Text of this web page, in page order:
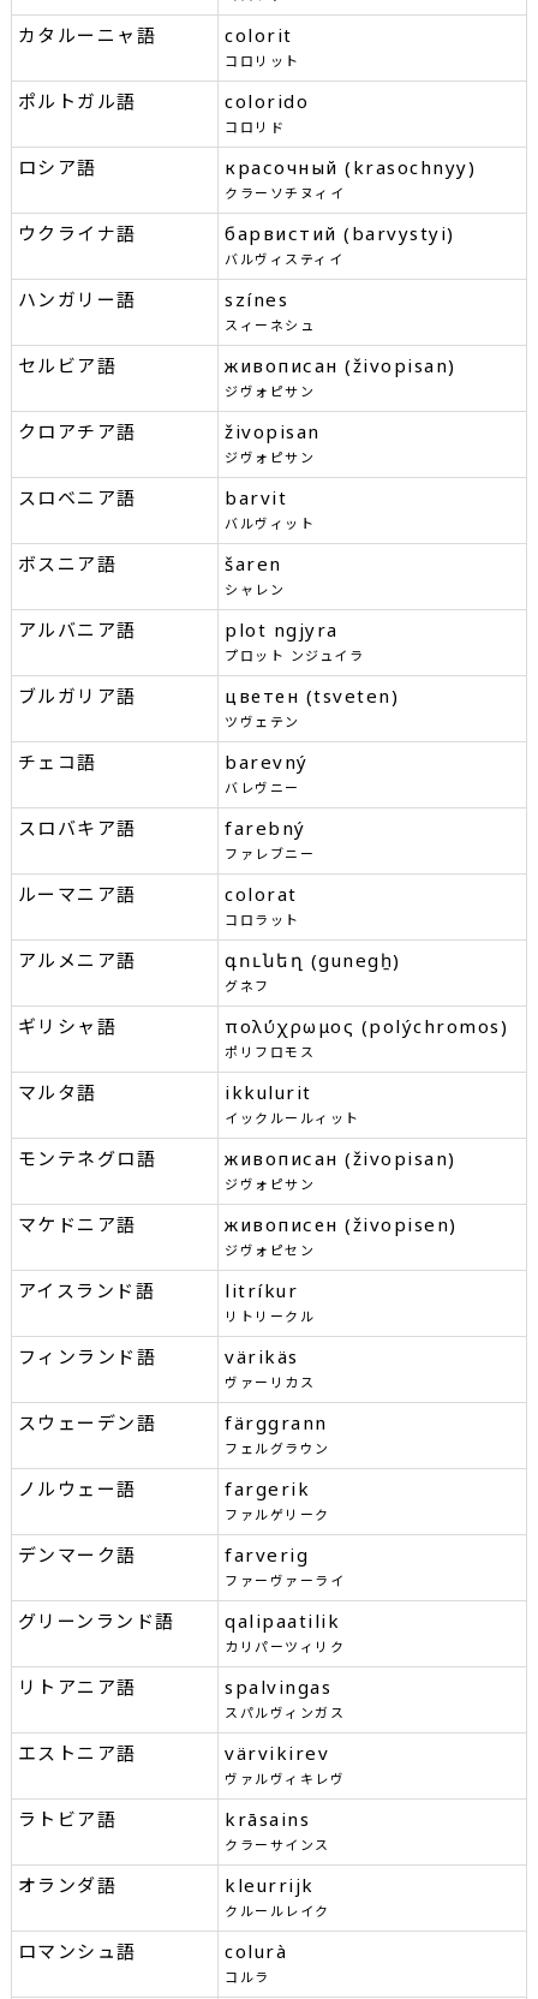
カタルーニャ語 colorit
コロリット
ポルトガル語 colorido
コロリド
ロシア語 красочный (krasochnyy)
クラーソチヌィイ
ウクライナ語 барвистий (barvystyi)
バルヴィスティイ
ハンガリー語 színes
スィーネシュ
セルビア語 живописан (živopisan)
ジヴォピサン
クロアチア語 živopisan
ジヴォピサン
スロベニア語 barvit
バルヴィット
ボスニア語 šaren
シャレン
アルバニア語 plot ngjyra
プロット ンジュイラ
ブルガリア語 цветен (tsveten)
ツヴェテン
チェコ語 barevný
バレヴニー
スロバキア語 farebný
ファレブニー
ルーマニア語 colorat
コロラット
アルメニア語 գունեղ (gunegẖ)
グネフ
ギリシャ語 πολύχρωμος (polýchromos)
ポリフロモス
マルタ語 ikkulurit
イックルールィット
モンテネグロ語 живописан (živopisan)
ジヴォピサン
マケドニア語 живописен (živopisen)
ジヴォピセン
アイスランド語 litríkur
リトリークル
フィンランド語 värikäs
ヴァーリカス
スウェーデン語 färggrann
フェルグラウン
ノルウェー語 fargerik
ファルゲリーク
デンマーク語 farverig
ファーヴァーライ
グリーンランド語 qalipaatilik
カリパーツィリク
リトアニア語 spalvingas
スパルヴィンガス
エストニア語 värvikirev
ヴァルヴィキレヴ
ラトビア語 krāsains
クラーサインス
オランダ語 kleurrijk
クルールレイク
ロマンシュ語 colurà
コルラ